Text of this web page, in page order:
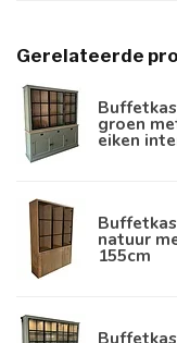
Gerelateerde
groen
eiken
natuur
155cm